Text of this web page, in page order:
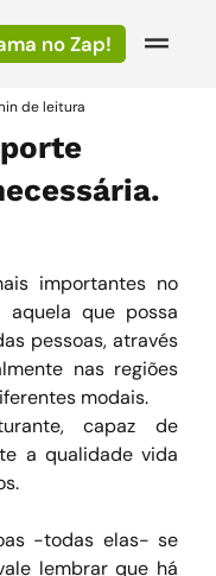
no Zap!
de leitura
importantes no
que possa
pessoas, através
nas regiões
modais.
capaz de
a qualidade vida
-todas elas- se
lembrar que há